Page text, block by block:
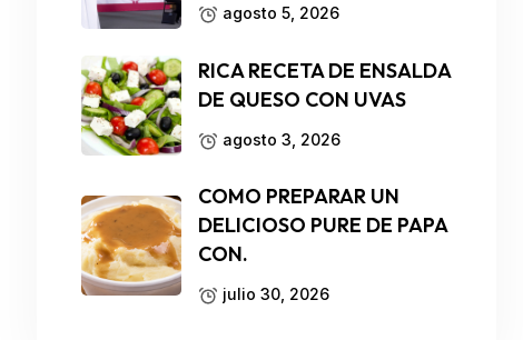
agosto 5, 2026
RICA RECETA DE ENSALDA
DE QUESO CON UVAS
agosto 3, 2026
COMO PREPARAR UN
DELICIOSO PURE DE PAPA
CON.
julio 30, 2026